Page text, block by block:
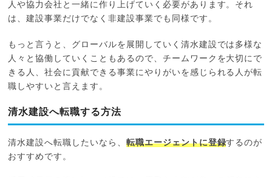
人や協力会社と一緒に作り上げていく必要があります。それ
は、建設事業だけでなく非建設事業でも同様です。
もっと言うと、グローバルを展開していく清水建設では多様な
人々と協働していくこともあるので、チームワークを大切にで
きる人、社会に貢献できる事業にやりがいを感じられる人が転
職しやすいと言えます。
清水建設へ転職する方法
清水建設へ転職したいなら、 転職エージェントに登録するのが
おすすめです。